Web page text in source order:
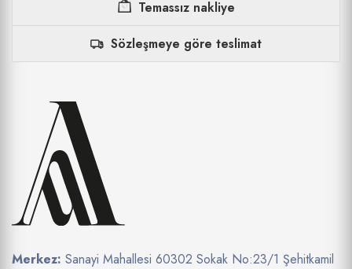
Temassız nakliye
Sözleşmeye göre teslimat
Merkez: Sanayi Mahallesi 60302 Sokak No:23/1 Şehitkamil